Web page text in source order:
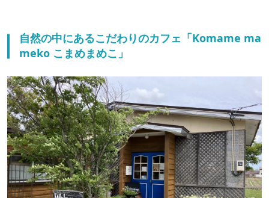
自然の中にあるこだわりのカフェ「Komame ma
meko こまめまめこ」